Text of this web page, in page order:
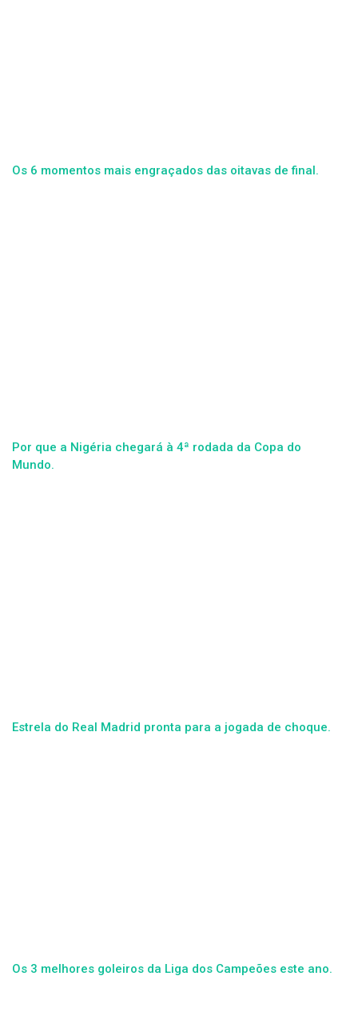
Os 6 momentos mais engraçados das oitavas de final.
Por que a Nigéria chegará à 4ª rodada da Copa do
Mundo.
Estrela do Real Madrid pronta para a jogada de choque.
Os 3 melhores goleiros da Liga dos Campeões este ano.